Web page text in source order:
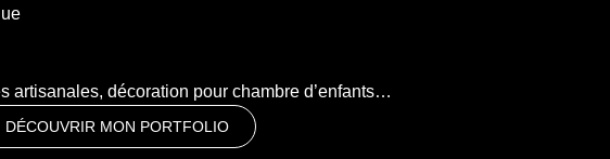
artisanales, décoration pour chambre d’enfants…
DÉCOUVRIR MON PORTFOLIO